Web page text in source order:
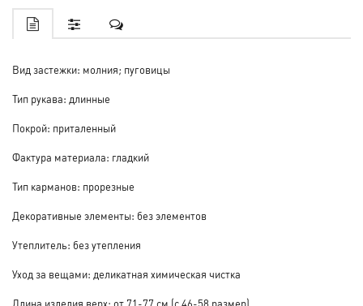
Вид застежки: молния; пуговицы
Тип рукава: длинные
Покрой: приталенный
Фактура материала: гладкий
Тип карманов: прорезные
Декоративные элементы: без элементов
Утеплитель: без утепления
Уход за вещами: деликатная химическая чистка